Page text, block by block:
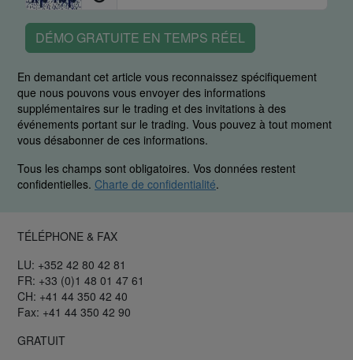
DÉMO GRATUITE EN TEMPS RÉEL
En demandant cet article vous reconnaissez spécifiquement
que nous pouvons vous envoyer des informations
supplémentaires sur le trading et des invitations à des
événements portant sur le trading. Vous pouvez à tout moment
vous désabonner de ces informations.
Tous les champs sont obligatoires. Vos données restent
confidentielles. Charte de confidentialité.
TÉLÉPHONE & FAX
LU: +352 42 80 42 81
FR: +33 (0)1 48 01 47 61
CH: +41 44 350 42 40
Fax: +41 44 350 42 90
GRATUIT